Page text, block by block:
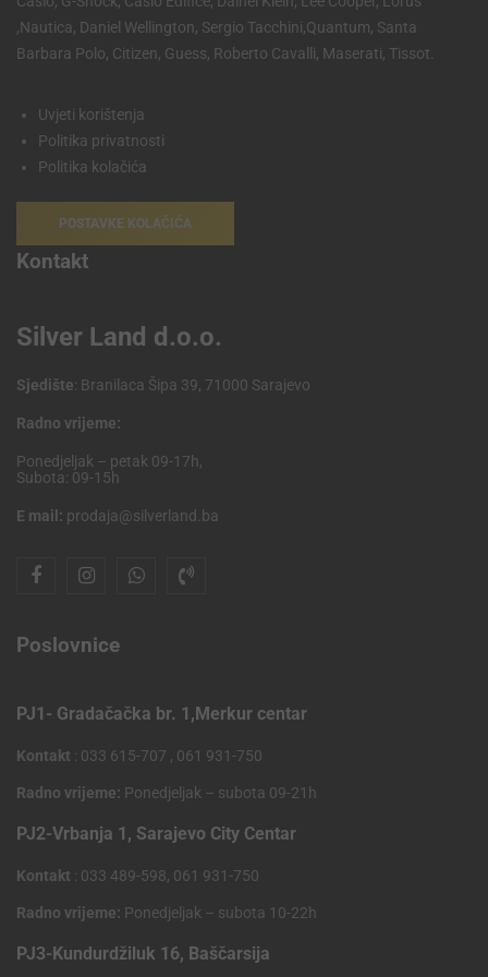
,Nautica, Daniel Wellington, Sergio Tacchini,Quantum, Santa
Barbara Polo, Citizen, Guess, Roberto Cavalli, Maserati, Tissot.
Uvjeti korištenja
Politika privatnosti
Politika kolačića
POSTAVKE KOLAČIĆA
Kontakt
Silver Land d.o.o.
Sjedište: Branilaca Šipa 39, 71000 Sarajevo
Radno vrijeme:
Ponedjeljak – petak 09-17h,
Subota: 09-15h
E mail: prodaja@silverland.ba
Poslovnice
PJ1- Gradačačka br. 1,Merkur centar
Kontakt : 033 615-707 , 061 931-750
Radno vrijeme: Ponedjeljak – subota 09-21h
PJ2-Vrbanja 1, Sarajevo City Centar
Kontakt : 033 489-598, 061 931-750
Radno vrijeme: Ponedjeljak – subota 10-22h
PJ3-Kundurdžiluk 16, Baščarsija